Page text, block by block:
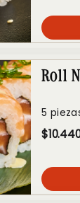
Roll
5